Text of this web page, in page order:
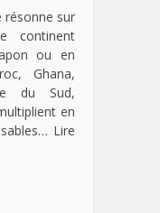
résonne sur
continent
ou en
Ghana,
du Sud,
en
Lire